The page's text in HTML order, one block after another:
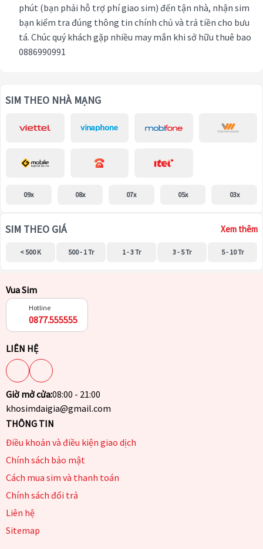
phút (bạn phải hỗ trợ phí giao sim) đến tận nhà, nhận sim
bạn kiểm tra đúng thông tin chính chủ và trả tiền cho bưu
tá. Chúc quý khách gặp nhiều may mắn khi sở hữu thuê bao
0886990991
SIM THEO NHÀ MẠNG
09x 08x 07x 05x 03x
SIM THEO GIÁ Xem thêm
< 500 K 500 - 1 Tr 1 - 3 Tr 3 - 5 Tr 5 - 10 Tr
Vua Sim
Hotline
0877.555555
LIÊN HỆ
Giờ mở cửa:08:00 - 21:00
khosimdaigia@gmail.com
THÔNG TIN
Điều khoản và điều kiện giao dịch
Chính sách bảo mật
Cách mua sim và thanh toán
Chính sách đổi trả
Liên hệ
Sitemap